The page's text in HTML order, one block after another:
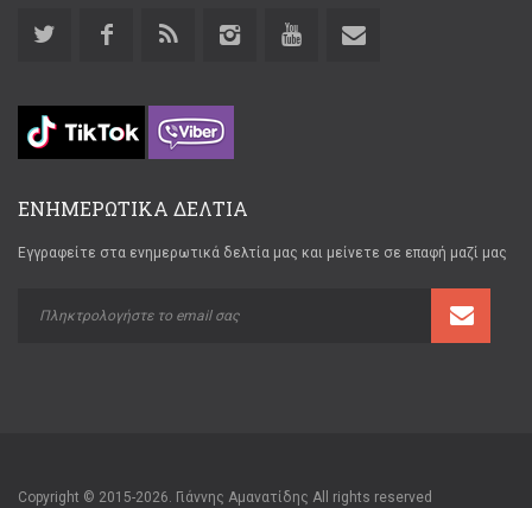
ΕΝΗΜΕΡΩΤΙΚΑ ΔΕΛΤΙΑ
Εγγραφείτε στα ενημερωτικά δελτία μας και μείνετε σε επαφή μαζί μας
Copyright © 2015-2026. Γιάννης Αμανατίδης All rights reserved